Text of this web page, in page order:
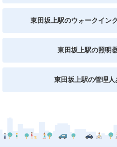
東田坂上駅のウォークイン
東田坂上駅の照明
東田坂上駅の管理